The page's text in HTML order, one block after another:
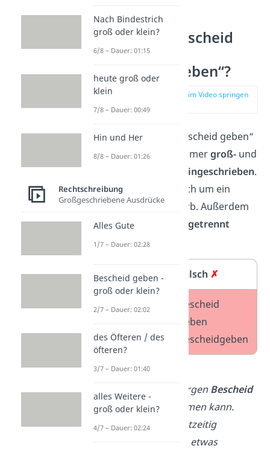
Heißt es „Bescheid
geben“ oder
„bescheid geben“?
zur Stelle im Video springen
Beim Ausdruck „Bescheid geben“
wird„Bescheid“ immergroß- und
kleingeschrieben.
Denn es handelt sich um ein
Nomen und ein Verb. Außerdem
wird der Ausdruck getrennt
geschrieben.
Richtig✓ Falsch ✗
Bescheid
bescheid
geben
bescheidgeben
Beispiele:
Ich werde dir morgen Bescheid
geben, ob ich kommen kann.
– Bittegibmir rechtzeitig
, wenn du etwas
Nach Bindestrich
groß oder klein?
6/8 – Dauer: 01:15
heute groß oder
klein
7/8 – Dauer: 00:49
Hin und Her
8/8 – Dauer: 01:26
Rechtschreibung
Großgeschriebene Ausdrücke
Alles Gute
1/7 – Dauer: 02:28
Bescheid geben -
groß oder klein?
2/7 – Dauer: 02:02
des Öfteren / des
öfteren?
3/7 – Dauer: 01:40
alles Weitere -
groß oder klein?
4/7 – Dauer: 02:24